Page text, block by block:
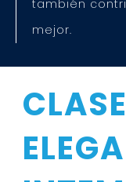
también
mejor.